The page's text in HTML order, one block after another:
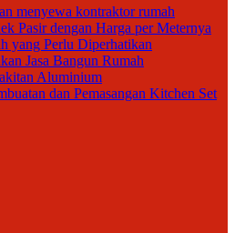
menyewa kontraktor rumah
Pasir dengan Harga per Meternya
yang Perlu Diperhatikan
Jasa Bangun Rumah
Aluminium
dan Pemasangan Kitchen Set